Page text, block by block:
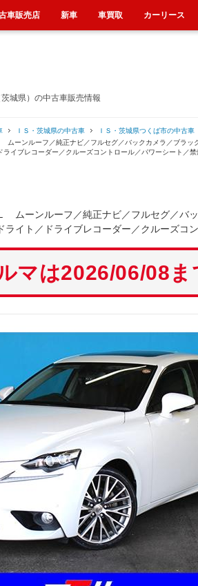
城県）の中古車販売情報
ＩＳ・茨城県の中古車
ＩＳ・茨城県つくば市の中古車
ーンルーフ／純正ナビ／フルセグ／バックカメラ／ブラッ
ライブレコーダー／クルーズコントロール／パワーシート／禁
ムーンルーフ／純正ナビ／フルセグ／バ
イト／ドライブレコーダー／クルーズコ
マは2026/06/08
車販売店 新車 車買取 カーリース